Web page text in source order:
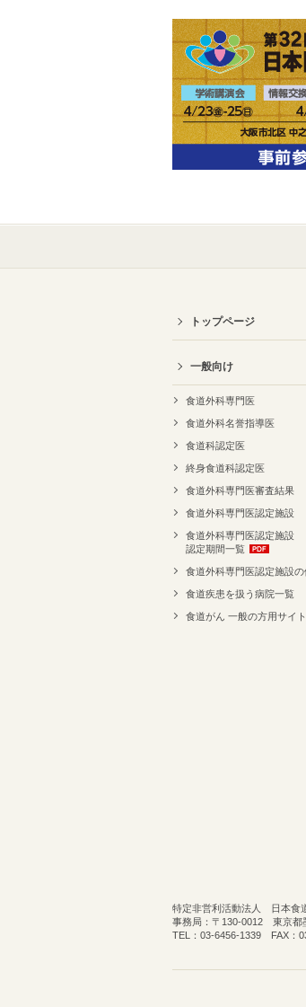
トップページ
一般向け
食道外科専門医
食道外科名誉指導医
食道科認定医
終身食道科認定医
食道外科専門医審査結果
食道外科専門医認定施設
食道外科専門医認定施設
認定期間一覧
食道外科専門医認定施設の
食道疾患を扱う病院一覧
食道がん 一般の方用サイト
特定非営利活動法人 日本食
事務局：〒130-0012 東京
TEL：03-6456-1339 FAX：